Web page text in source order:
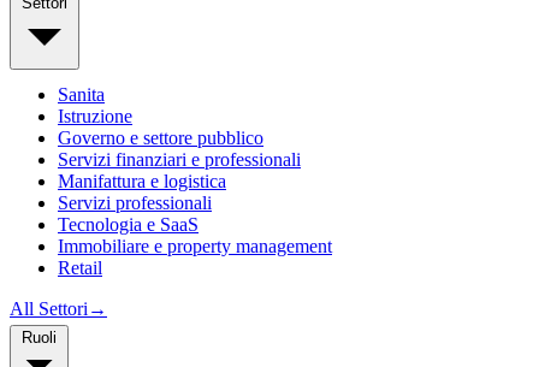
Sanita
Istruzione
Governo e settore pubblico
Servizi finanziari e professionali
Manifattura e logistica
Servizi professionali
Tecnologia e SaaS
Immobiliare e property management
Retail
All Settori →